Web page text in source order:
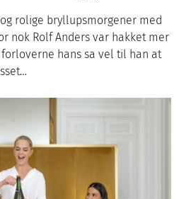
rolige bryllupsmorgener med
nok Rolf Anders var hakket mer
hans sa vel til han at